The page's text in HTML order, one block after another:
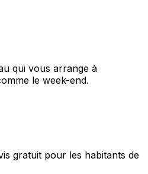
qui vous arrange à
le week-end.
gratuit pour les habitants de